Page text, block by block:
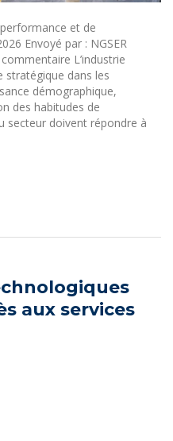
et de
Envoyé par : NGSER
L’industrie
stratégique dans les
démographique,
des habitudes de
secteur doivent répondre à
aux services